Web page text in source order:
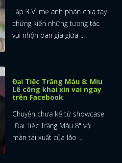
Tập 3 Vì mẹ anh phán chia tay
chứng kiến những tương tác
vui nhộn oan gia giữa ...
Đại Tiệc Trăng Máu 8: Miu
Lê công khai xin vai ngay
trên Facebook
Chuyện chưa kể từ showcase
"Đại Tiệc Trăng Máu 8" với
màn tái xuất của lão ...